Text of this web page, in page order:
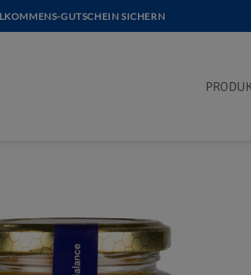
GUTSCHEIN SICHERN